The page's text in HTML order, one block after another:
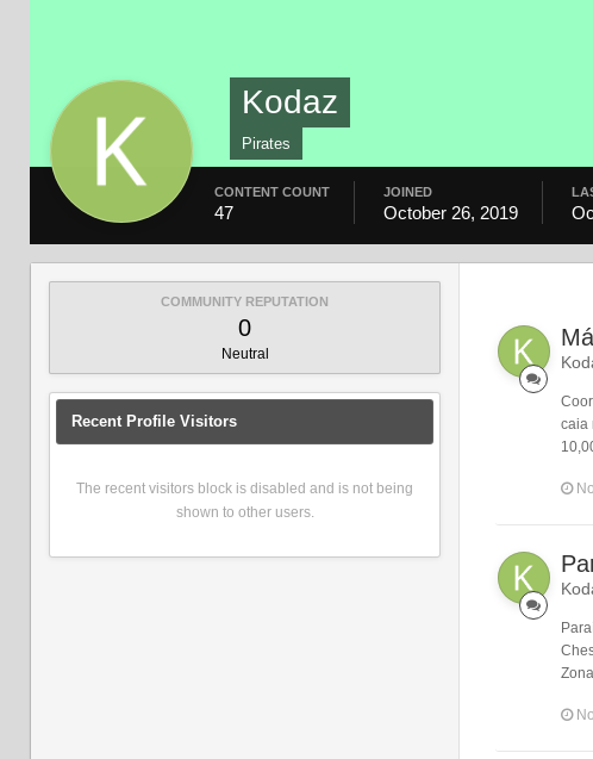
Kodaz
Pirates
CONTENT COUNT
47
JOINED
October 26, 2019
COMMUNITY REPUTATION
0
Neutral
Recent Profile Visitors
The recent visitors block is disabled and is not being
shown to other users.
caia